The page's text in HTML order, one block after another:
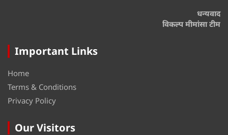
धन्यवाद
विकल्प मीमांसा टीम
Important Links
Home
Terms & Conditions
Privacy Policy
Our Visitors